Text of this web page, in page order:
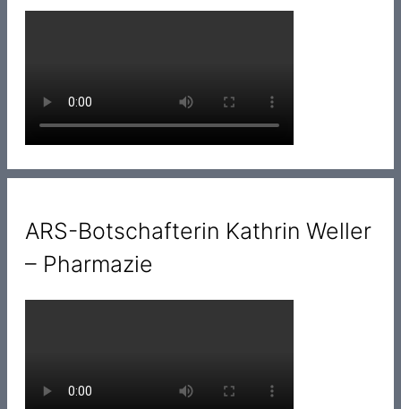
ARS-Botschafterin Kathrin Weller
– Pharmazie